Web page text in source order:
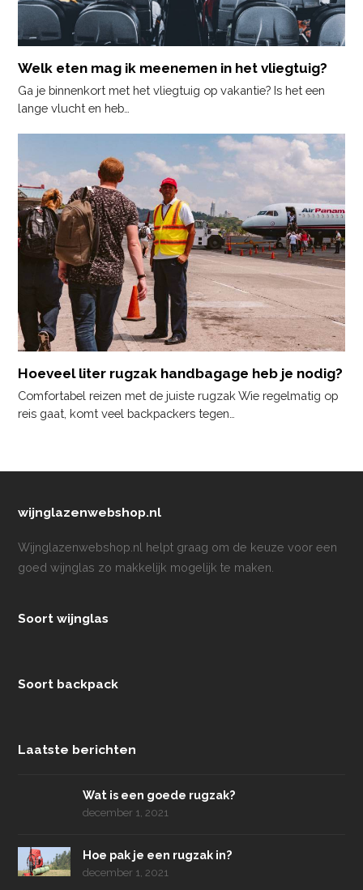
Welk eten mag ik meenemen in het vliegtuig?
Ga je binnenkort met het vliegtuig op vakantie? Is het een
lange vlucht en heb…
Hoeveel liter rugzak handbagage heb je nodig?
Comfortabel reizen met de juiste rugzak Wie regelmatig op
reis gaat, komt veel backpackers tegen…
wijnglazenwebshop.nl
Wijnglazenwebshop.nl helpt graag om de keuze voor een
goed wijnglas zo makkelijk mogelijk te maken.
Soort wijnglas
Soort backpack
Laatste berichten
Wat is een goede rugzak?
december 1, 2021
Hoe pak je een rugzak in?
december 1, 2021